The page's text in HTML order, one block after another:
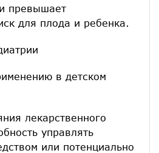
превышает
для плода и ребенка.
в детском
лекарственного
управлять
или потенциально